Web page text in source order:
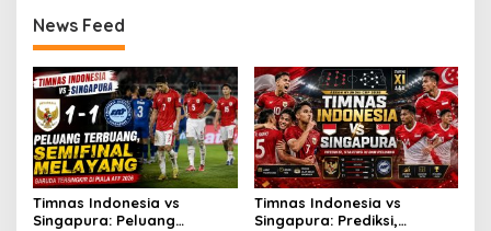
News Feed
Timnas Indonesia vs
Singapura: Peluang
Timnas Indonesia vs
Singapura: Prediksi,